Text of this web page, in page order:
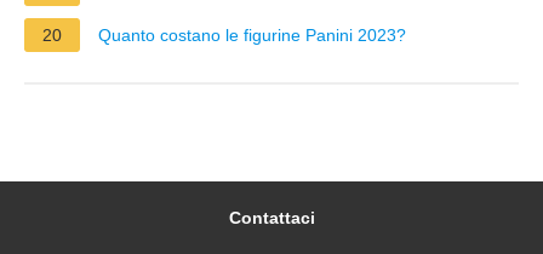
20 Quanto costano le figurine Panini 2023?
Contattaci